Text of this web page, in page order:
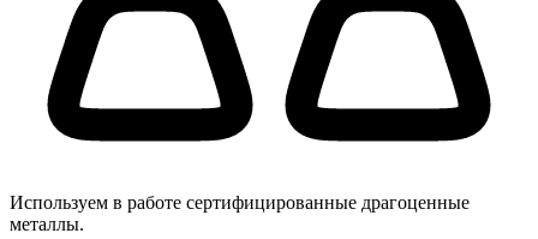
Используем в работе сертифицированные драгоценные
металлы.